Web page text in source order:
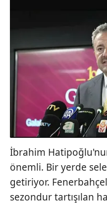
İbrahim
önemli. Bir yerde
getiriyor.
sezondur tartışılan